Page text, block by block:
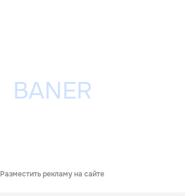
Разместить рекламу на сайте